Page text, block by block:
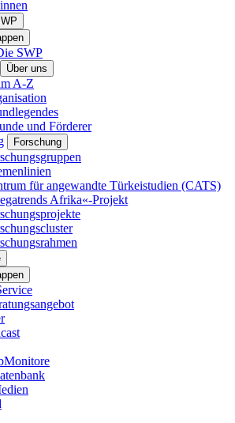
SWP
Über uns
A-Z
und Förderer
Forschung
für angewandte Türkeistudien (CATS)
Afrika«-Projekt